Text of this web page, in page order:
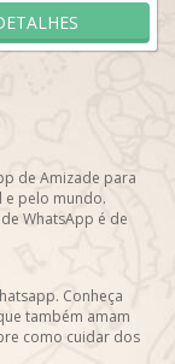
de Amizade para
e pelo mundo.
WhatsApp é de
Conheça
também amam
como cuidar dos